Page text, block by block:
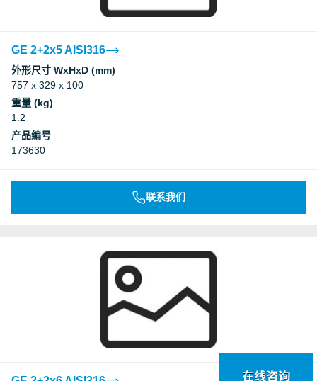
GE 2+2x5 AISI316
外形尺寸 WxHxD (mm)
757 x 329 x 100
重量 (kg)
1.2
产品编号
173630
联系我们